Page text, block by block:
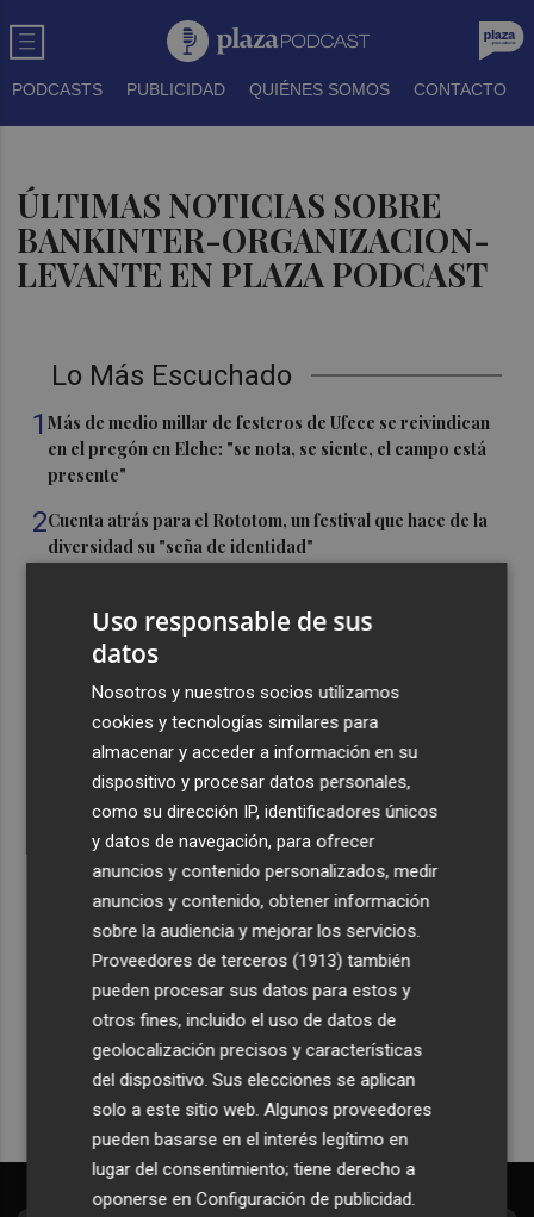
PODCASTS PUBLICIDAD QUIÉNES SOMOS CONTACTO
ÚLTIMAS NOTICIAS SOBRE
BANKINTER-ORGANIZACION-
LEVANTE EN PLAZA PODCAST
Lo Más Escuchado
1Más de medio millar de festeros de Ufece se reivindican
en el pregón en Elche: "se nota, se siente, el campo está
presente"
2Cuenta atrás para el Rototom, un festival que hace de la
diversidad su "seña de identidad"
de calidad por su atención orientada a las personas
mayores
Cartagena avanza con la modernización de los
Bomberos e impulsa una Ordenanza de Incendios
El Tesoro cierra el martes las subastas de agosto con
una emisión de letras a tres y nueve meses
Recibe toda la actualidad de
Plaza Podcast en tu correo
Quiero suscribirme
Uso responsable de sus
datos
Nosotros y nuestros socios utilizamos
cookies y tecnologías similares para
almacenar y acceder a información en su
dispositivo y procesar datos personales,
como su dirección IP, identificadores únicos
y datos de navegación, para ofrecer
anuncios y contenido personalizados, medir
anuncios y contenido, obtener información
sobre la audiencia y mejorar los servicios.
Proveedores de terceros (1913) también
pueden procesar sus datos para estos y
otros fines, incluido el uso de datos de
geolocalización precisos y características
del dispositivo. Sus elecciones se aplican
solo a este sitio web. Algunos proveedores
pueden basarse en el interés legítimo en
lugar del consentimiento; tiene derecho a
oponerse enConfiguración de publicidad.